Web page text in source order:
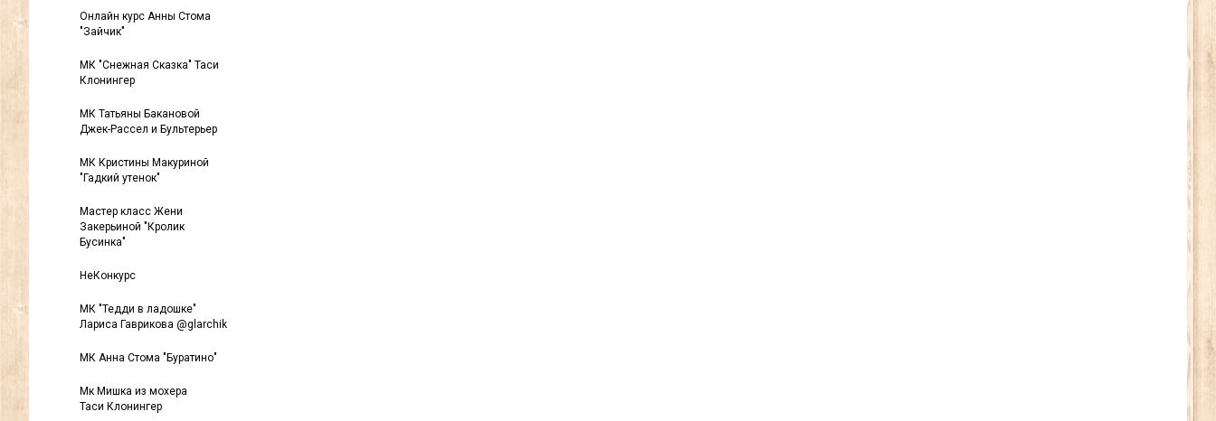
Онлайн курс Анны Стома
"Зайчик"
МК "Снежная Сказка" Таси
Клонингер
МК Татьяны Бакановой
Джек-Рассел и Бультерьер
МК Кристины Макуриной
"Гадкий утенок"
Мастер класс Жени
Закерьиной "Кролик
Бусинка"
НеКонкурс
МК "Тедди в ладошке"
Лариса Гаврикова @glarchik
МК Анна Стома "Буратино"
Мк Мишка из мохера
Таси Клонингер